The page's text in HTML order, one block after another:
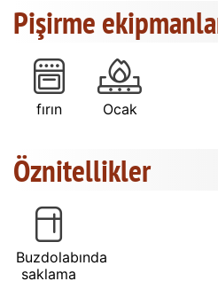
Pişirme
fırın Ocak
Öznitellikler
Buzdolabında
saklama